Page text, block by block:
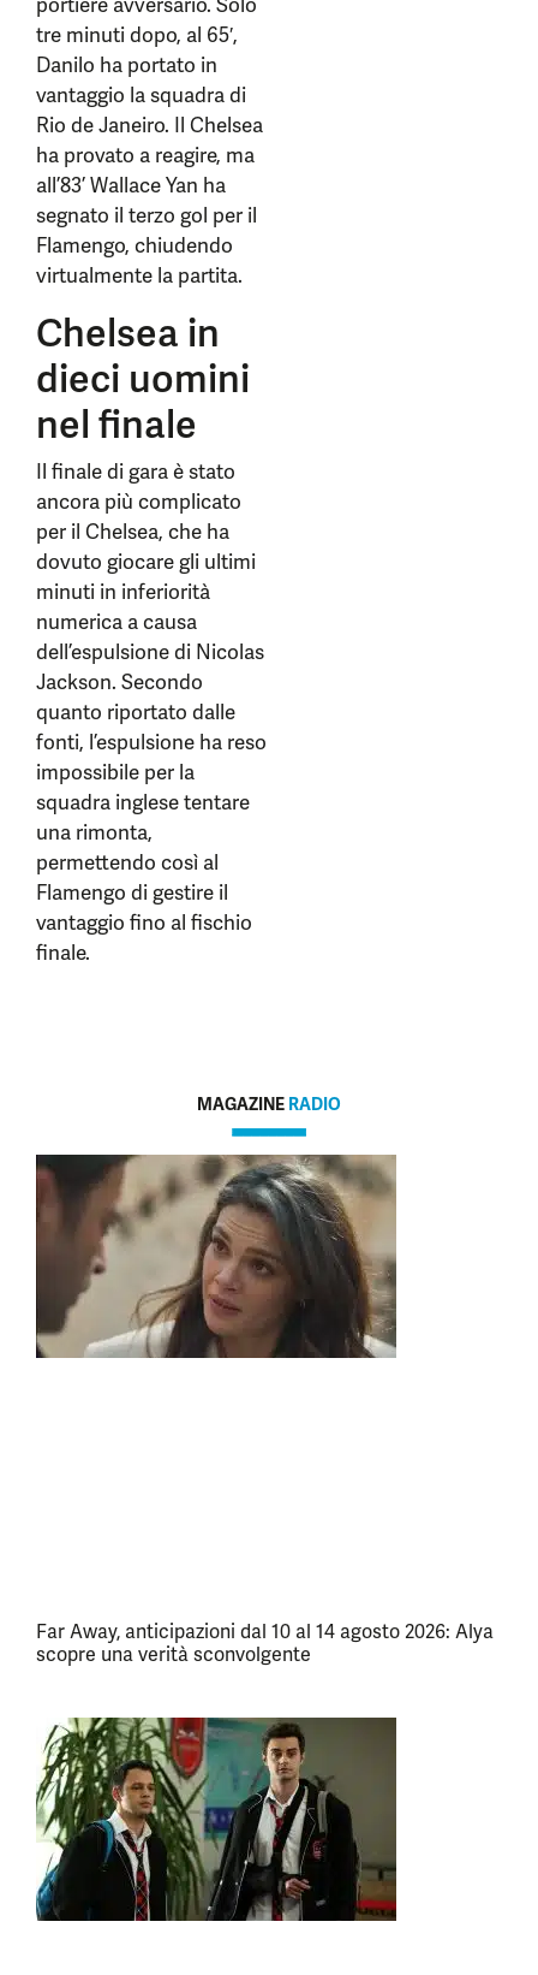
tre minuti dopo, al 65′,
Danilo ha portato in
vantaggio la squadra di
Rio de Janeiro. Il Chelsea
ha provato a reagire, ma
all’83’ Wallace Yan ha
segnato il terzo gol per il
Flamengo, chiudendo
virtualmente la partita.
Chelsea in
dieci uomini
nel finale
Il finale di gara è stato
ancora più complicato
per il Chelsea, che ha
dovuto giocare gli ultimi
minuti in inferiorità
numerica a causa
dell’espulsione di Nicolas
Jackson. Secondo
quanto riportato dalle
fonti, l’espulsione ha reso
impossibile per la
squadra inglese tentare
una rimonta,
permettendo così al
Flamengo di gestire il
vantaggio fino al fischio
finale.
MAGAZINE RADIO
Far Away, anticipazioni dal 10 al 14 agosto 2026: Alya
scopre una verità sconvolgente